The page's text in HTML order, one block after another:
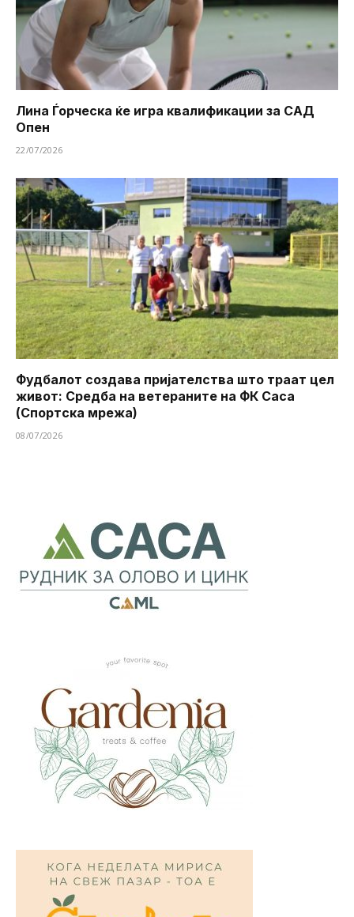
Лина Ѓорческа ќе игра квалификации за САД
Опен
22/07/2026
Фудбалот создава пријателства што траат цел
живот: Средба на ветераните на ФК Саса
(Спортска мрежа)
08/07/2026